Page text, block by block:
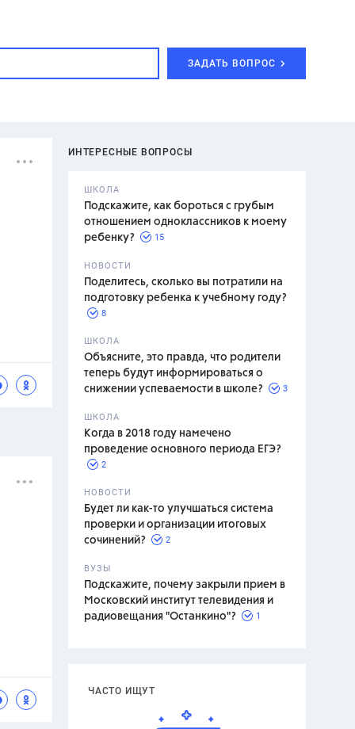
ЗАДАТЬ ВОПРОС
ИНТЕРЕСНЫЕ ВОПРОСЫ
ШКОЛА
Подскажите, как бороться с грубым
отношением одноклассников к моему
ребенку?
15
НОВОСТИ
Поделитесь, сколько вы потратили на
подготовку ребенка к учебному году?
8
ШКОЛА
Объясните, это правда, что родители
теперь будут информироваться о
снижении успеваемости в школе?
3
ШКОЛА
Когда в 2018 году намечено
проведение основного периода ЕГЭ?
2
НОВОСТИ
Будет ли как-то улучшаться система
проверки и организации итоговых
сочинений?
2
ВУЗЫ
Подскажите, почему закрыли прием в
Московский институт телевидения и
радиовещания "Останкино"?
1
ЧАСТО ИЩУТ